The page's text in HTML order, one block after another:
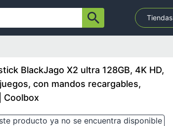
Tiendas
BlackJago X2 ultra 128GB, 4K HD,
con mandos recargables,
Coolbox
producto ya no se encuentra disponible